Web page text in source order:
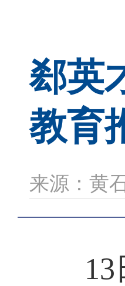
郄英
教育
来源：黄